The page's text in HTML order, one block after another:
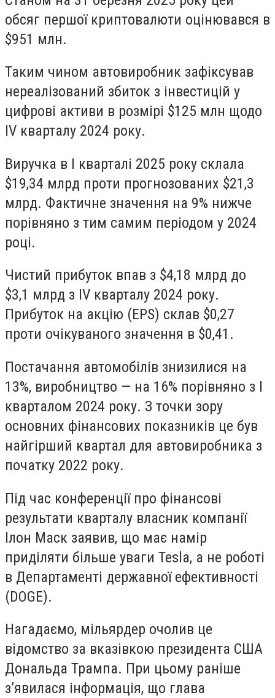
обсяг першої криптовалюти оцінювався в
$951 млн.
Таким чином автовиробник зафіксував
нереалізований збиток з інвестицій у
цифрові активи в розмірі $125 млн щодо
IV кварталу 2024 року.
Виручка в I кварталі 2025 року склала
$19,34 млрд проти прогнозованих $21,3
млрд. Фактичне значення на 9% нижче
порівняно з тим самим періодом у 2024
році.
Чистий прибуток впав з $4,18 млрд до
$3,1 млрд з IV кварталу 2024 року.
Прибуток на акцію (EPS) склав $0,27
проти очікуваного значення в $0,41.
Постачання автомобілів знизилися на
13%, виробництво — на 16% порівняно з I
кварталом 2024 року. З точки зору
основних фінансових показників це був
найгірший квартал для автовиробника з
початку 2022 року.
Під час конференції про фінансові
результати кварталу власник компанії
Ілон Маск заявив, що має намір
приділяти більше уваги Tesla, а не роботі
в Департаменті державної ефективності
(DOGE).
Нагадаємо, мільярдер очолив це
відомство за вказівкою президента США
Дональда Трампа. При цьому раніше
з’явилася інформація, що глава